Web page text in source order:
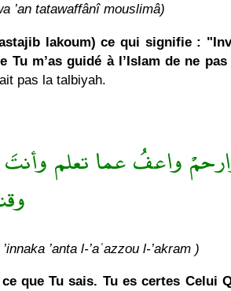
’an tatawaffânî mouslimâ)
lakoum) ce qui signifie :
m’as guidé à l’Islam de ne
pas la talbiyah.
واعفُ عما تعلم وأنتَ
’anta l-’aʿazzou l-’akram )
que Tu sais. Tu es certes Celui